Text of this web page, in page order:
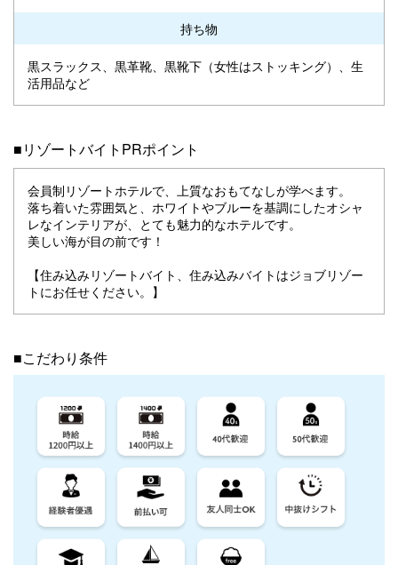
持ち物
黒スラックス、黒革靴、黒靴下（女性はストッキング）、生
活用品など
■リゾートバイトPRポイント
会員制リゾートホテルで、上質なおもてなしが学べます。
落ち着いた雰囲気と、ホワイトやブルーを基調にしたオシャ
レなインテリアが、とても魅力的なホテルです。
美しい海が目の前です！
【住み込みリゾートバイト、住み込みバイトはジョブリゾー
トにお任せください。】
■こだわり条件